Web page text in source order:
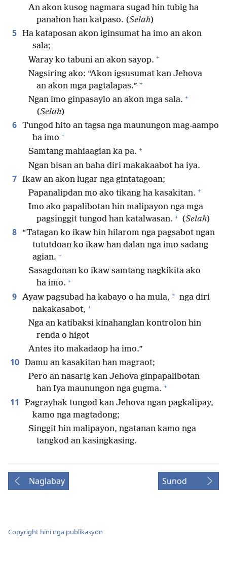
An akon kusog nagmara sugad hin tubig ha
panahon han katpaso. (Selah)
5 Ha kataposan akon iginsumat ha imo an akon
sala;
Waray ko tabuni an akon sayop. +
Nagsiring ako: “Akon igsusumat kan Jehova
an akon mga pagtalapas.” +
Ngan imo ginpasaylo an akon mga sala. +
(Selah)
6 Tungod hito an tagsa nga maunungon mag-aampo
ha imo +
Samtang mahiaagian ka pa. +
Ngan bisan an baha diri makakaabot ha iya.
7 Ikaw an akon lugar nga gintatagoan;
Papanalipdan mo ako tikang ha kasakitan. +
Imo ako papalibotan hin malipayon nga mga
pagsinggit tungod han katalwasan. + (Selah)
8
“Tatagan ko ikaw hin hilarom nga pagsabot ngan
tututdoan ko ikaw han dalan nga imo sadang
agian. +
Sasagdonan ko ikaw samtang nagkikita ako
ha imo. +
9 Ayaw pagsubad ha kabayo o ha mula, * nga diri
nakakasabot, +
Nga an katibaksi kinahanglan kontrolon hin
renda o higot
Antes ito makadaop ha imo.”
10 Damu an kasakitan han magraot;
Pero an nasarig kan Jehova ginpapalibotan
han Iya maunungon nga gugma. +
11
Pagrayhak tungod kan Jehova ngan pagkalipay,
kamo nga magtadong;
Singgit hin malipayon, ngatanan kamo nga
tangkod an kasingkasing.
Naglabay Sunod
Copyright hini nga publikasyon